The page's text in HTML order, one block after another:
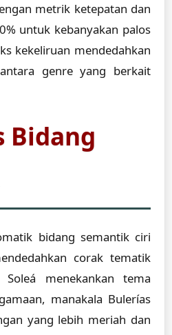
metrik ketepatan dan
untuk kebanyakan palos
kekeliruan mendedahkan
genre yang berkait
Bidang
bidang semantik ciri
corak tematik
menekankan tema
manakala Bulerías
yang lebih meriah dan